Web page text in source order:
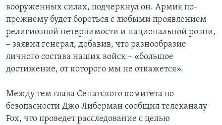
вооруженных силах, подчеркнул он. Армия по-
прежнему будет бороться с любыми проявлением
религиозной нетерпимости и национальной розни,
– заявил генерал, добавив, что разнообразие
личного состава наших войск – «большое
достижение, от которого мы не откажется».
Между тем глава Сенатского комитета по
безопасности Джо Либерман сообщил телеканалу
Fox, что проведет расследование с целью